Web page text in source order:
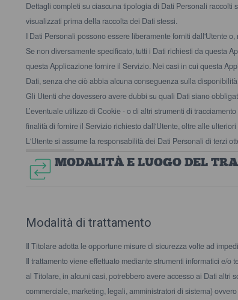
Dettagli completi su ciascuna tipologia di Dati Personali
visualizzati prima della raccolta dei Dati stessi.
I Dati Personali possono essere liberamente forniti dall'Utente
Se non diversamente specificato, tutti i Dati richiesti da questa
questa Applicazione fornire il Servizio. Nei casi in cui questa
Dati, senza che ciò abbia alcuna conseguenza sulla
Gli Utenti che dovessero avere dubbi su quali Dati siano
L’eventuale utilizzo di Cookie - o di altri strumenti di
finalità di fornire il Servizio richiesto dall'Utente, oltre alle
L'Utente si assume la responsabilità dei Dati Personali di terzi
MODALITÀ E LUOGO DEL
Modalità di trattamento
Il Titolare adotta le opportune misure di sicurezza volte ad
Il trattamento viene effettuato mediante strumenti informatici e/
al Titolare, in alcuni casi, potrebbero avere accesso ai Dati altri
commerciale, marketing, legali, amministratori di sistema)